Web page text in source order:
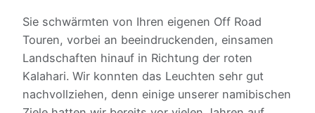
Sie schwärmten von Ihren eigenen Off Road
Touren, vorbei an beeindruckenden, einsamen
Landschaften hinauf in Richtung der roten
Kalahari. Wir konnten das Leuchten sehr gut
nachvollziehen, denn einige unserer namibischen